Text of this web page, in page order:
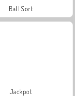
Ball Sort
Jackpot